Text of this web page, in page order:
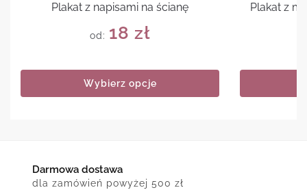
Plakat z napisami na ścianę
od: 18 zł
Wybierz opcje
Plakat z
Darmowa dostawa
dla zamówień powyżej 500 zł